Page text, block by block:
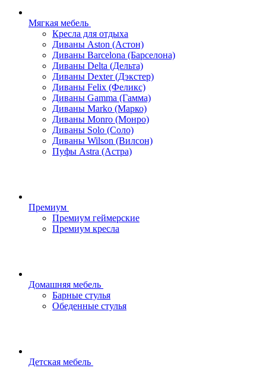
Мягкая мебель
Кресла для отдыха
Диваны Aston (Астон)
Диваны Barcelona (Барселона)
Диваны Delta (Дельта)
Диваны Dexter (Дэкстер)
Диваны Felix (Феликс)
Диваны Gamma (Гамма)
Диваны Marko (Марко)
Диваны Monro (Монро)
Диваны Solo (Соло)
Диваны Wilson (Вилсон)
Пуфы Astra (Астра)
Премиум
Премиум геймерские
Премиум кресла
Домашняя мебель
Барные стулья
Обеденные стулья
Детская мебель